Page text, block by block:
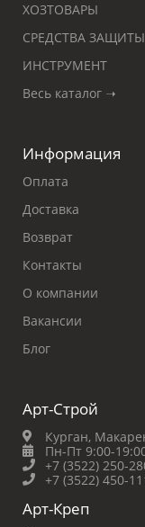
ХОЗТОВАРЫ
СРЕДСТВА
ИНСТРУМЕНТ
Весь каталог ➝
Информация
Оплата
Доставка
Возврат
Контакты
О компании
Вакансии
Блог
Арт-Строй
Курган,
Пн-Пт 9:00-
+7 (3522) 250-
+7 (3522) 450-
Арт-Креп